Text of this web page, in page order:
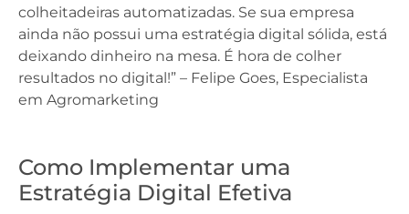
colheitadeiras automatizadas. Se sua empresa
ainda não possui uma estratégia digital sólida, está
deixando dinheiro na mesa. É hora de colher
resultados no digital!” – Felipe Goes, Especialista
em Agromarketing
Como Implementar uma
Estratégia Digital Efetiva